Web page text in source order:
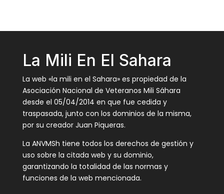
La Mili En El Sahara
La web «la mili en el Sahara» es propiedad de la
Asociación Nacional de Veteranos Mili Sáhara
desde el 05/04/2014 en que fue cedida y
traspasada, junto con los dominios de la misma,
por su creador Juan Piqueras.
La ANVMSh tiene todos los derechos de gestión y
uso sobre la citada web y su dominio,
garantizando la totalidad de las normas y
funciones de la web mencionada.